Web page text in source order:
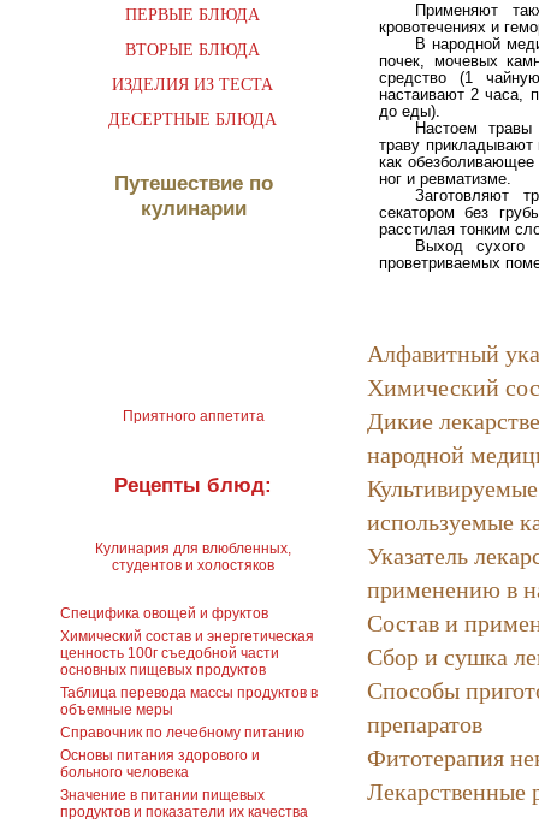
Применяют
кровотечениях и
В народной
почек, мочевых
средство (1
настаивают 2 часа,
до еды).
Настоем
траву прикладывают
как обезболивающее
ног и ревматизме.
Заготовляют
секатором без
расстилая тонким
Выход
проветриваемых
Алфавитный
Химический
Дикие
народной
используемые
Указатель
применению в
Состав и
Сбор и сушка
Способы
препаратов
Фитотерапия
Лекарственные
ПЕРВЫЕ БЛЮДА
ВТОРЫЕ БЛЮДА
ИЗДЕЛИЯ ИЗ ТЕСТА
ДЕСЕРТНЫЕ БЛЮДА
Путешествие по
кулинарии
Приятного аппетита
Рецепты блюд:
Кулинария для влюбленных,
студентов и холостяков
Специфика овощей и фруктов
Химический состав и энергетическая
ценность 100г съедобной части
основных пищевых продуктов
Таблица перевода массы продуктов в
объемные меры
Справочник по лечебному питанию
Основы питания здорового и
больного человека
Значение в питании пищевых
продуктов и показатели их качества